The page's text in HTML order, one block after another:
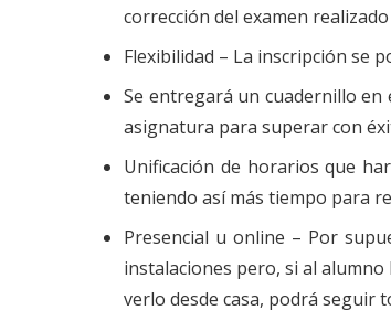
corrección del examen
Flexibilidad – La inscripción se
Se entregará un cuadernillo en
asignatura para superar con
Unificación de horarios que
teniendo así más tiempo para
Presencial u online – Por
instalaciones pero, si al
verlo desde casa, podrá seguir